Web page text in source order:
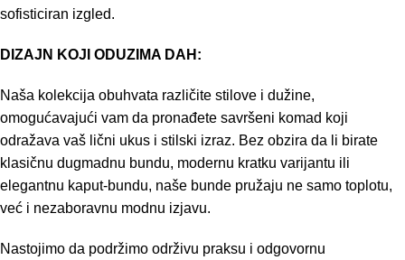
sofisticiran izgled.
DIZAJN KOJI ODUZIMA DAH:
Naša kolekcija obuhvata različite stilove i dužine,
omogućavajući vam da pronađete savršeni komad koji
odražava vaš lični ukus i stilski izraz. Bez obzira da li birate
klasičnu dugmadnu bundu, modernu kratku varijantu ili
elegantnu kaput-bundu, naše bunde pružaju ne samo toplotu,
već i nezaboravnu modnu izjavu.
Nastojimo da podržimo održivu praksu i odgovornu